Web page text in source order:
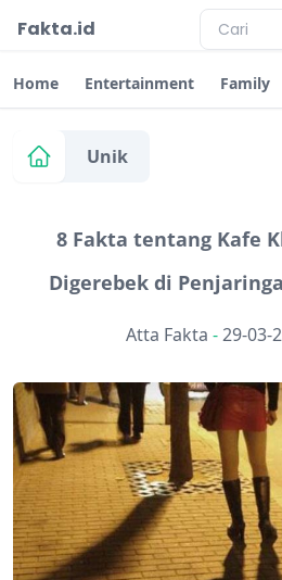
Fakta.id
Home Entertainment Family
Unik
8 Fakta tentang Kafe
Digerebek di
Atta Fakta -29-03-